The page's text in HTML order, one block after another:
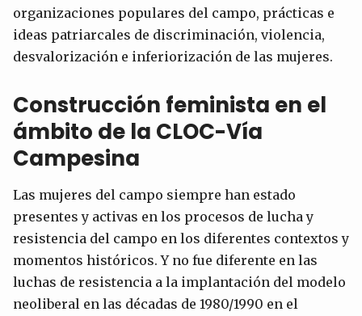
organizaciones populares del campo, prácticas e
ideas patriarcales de discriminación, violencia,
desvalorización e inferiorización de las mujeres.
Construcción feminista en el
ámbito de la CLOC-Vía
Campesina
Las mujeres del campo siempre han estado
presentes y activas en los procesos de lucha y
resistencia del campo en los diferentes contextos y
momentos históricos. Y no fue diferente en las
luchas de resistencia a la implantación del modelo
neoliberal en las décadas de 1980/1990 en el